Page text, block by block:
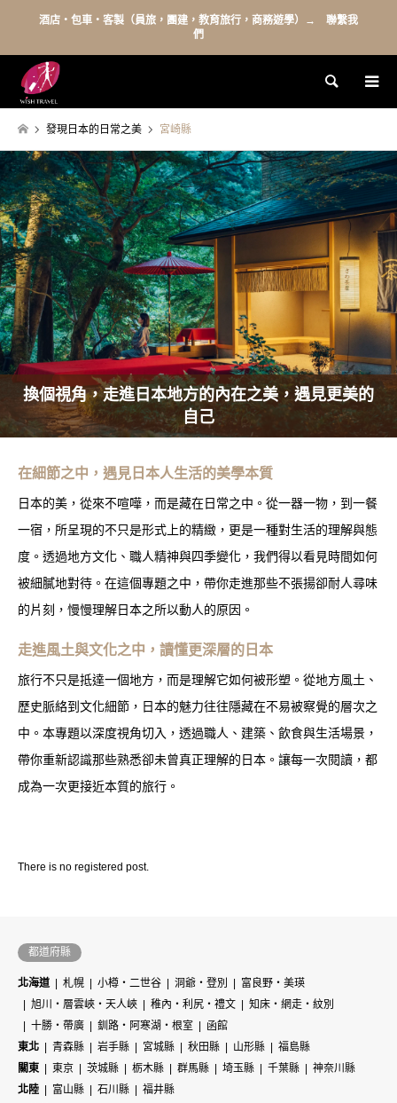
酒店・包車・客製（員旅，團建，教育旅行，商務遊學）→ 聯繫我
們
Search
發現日本的日常之美 宮崎縣
換個視角，走進日本地方的內在之美，遇見更美的
自己
在細節之中，遇見日本人生活的美學本質
日本的美，從來不喧嘩，而是藏在日常之中。從一器一物，到一餐
一宿，所呈現的不只是形式上的精緻，更是一種對生活的理解與態
度。透過地方文化、職人精神與四季變化，我們得以看見時間如何
被細膩地對待。在這個專題之中，帶你走進那些不張揚卻耐人尋味
的片刻，慢慢理解日本之所以動人的原因。
走進風土與文化之中，讀懂更深層的日本
旅行不只是抵達一個地方，而是理解它如何被形塑。從地方風土、
歷史脈絡到文化細節，日本的魅力往往隱藏在不易被察覺的層次之
中。本專題以深度視角切入，透過職人、建築、飲食與生活場景，
帶你重新認識那些熟悉卻未曾真正理解的日本。讓每一次閱讀，都
成為一次更接近本質的旅行。
There is no registered post.
都道府縣
北海道 札幌 小樽・二世谷 洞爺・登別
富良野・美瑛
旭川・層雲峽・天人峽
稚內・利尻・禮文
知床・網走・紋別
十勝・帶廣
釧路・阿寒湖・根室
函館
東北
青森縣 岩手縣 宮城縣 秋田縣 山形縣
福島縣
關東
東京 茨城縣 栃木縣 群馬縣 埼玉縣 千葉縣
神奈川縣
北陸
富山縣 石川縣
福井縣